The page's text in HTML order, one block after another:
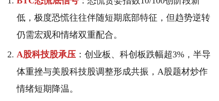
低，极度恐慌往往伴随短期底部特征，但趋势逆转
仍需宏观和情绪双重配合。
A股科技股承压 ：创业板、科创板跌幅超3%，半导
体重挫与美股科技股调整形成共振，A股题材炒作
情绪短期降温。